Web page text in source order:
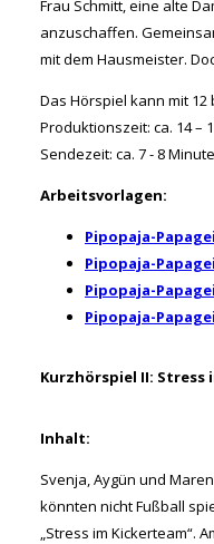
Frau Schmitt, eine alte
anzuschaffen.
mit dem Hausmeister.
Das Hörspiel kann mit
Produktionszeit: ca. 14 –
Sendezeit: ca. 7 - 8
Arbeitsvorlagen:
Pipopaja-
Pipopaja-
Pipopaja-
Pipopaja-
Kurzhörspiel II: Stress
Inhalt:
Svenja, Aygün und
könnten nicht Fußball
„Stress im